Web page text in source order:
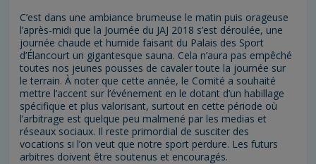
C’est dans une ambiance brumeuse le matin puis orageuse
l’après-midi que la Journée du JAJ 2018 s’est déroulée, une
journée chaude et humide faisant du Palais des Sport
d’Élancourt un gigantesque sauna. Cela n’aura pas empêché
toutes nos jeunes pousses de cavaler toute la journée sur
le terrain. À noter que cette année, le Comité a souhaité
mettre l’accent sur l’événement en le dotant d’un habillage
spécifique et plus valorisant, surtout en cette période où
l’arbitrage est quelque peu malmené par les medias et
réseaux sociaux. Il reste primordial de susciter des
vocations si l’on veut que notre sport perdure. Les futurs
arbitres doivent être soutenus et encouragés.